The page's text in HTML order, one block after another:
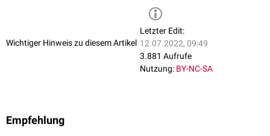
Wichtiger Hinweis zu diesem Artikel
Letzter Edit:
12.07.2022, 09:49
3.881 Aufrufe
Nutzung: BY-NC-SA
Empfehlung